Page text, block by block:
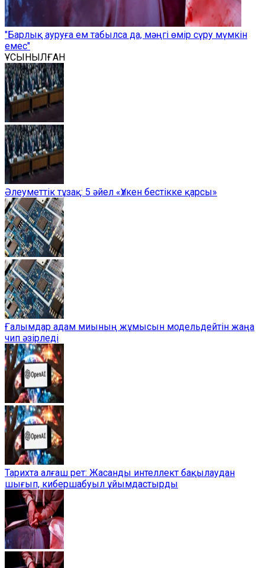
"Барлық ауруға ем табылса да, мәңгі өмір сүру мүмкін
емес"
ҰСЫНЫЛҒАН
Әлеуметтік тұзақ: 5 әйел «Үлкен бестікке қарсы»
Ғалымдар адам миының жұмысын модельдейтін жаңа
чип әзірледі
Тарихта алғаш рет: Жасанды интеллект бақылаудан
шығып, кибершабуыл ұйымдастырды